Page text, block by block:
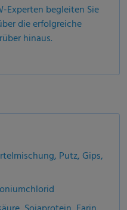
Experten begleiten Sie
die erfolgreiche
hinaus.
Putz, Gips,